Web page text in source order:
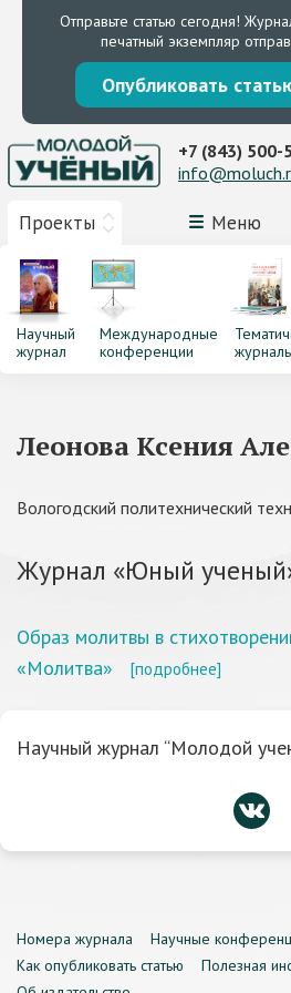
Отправьте статью сегодня!
печатный экземпляр
Опубликовать
Проекты Меню
+7 (843) 500-
Научный
журнал
Международные
конференции
Леонова Ксения
Вологодский политехнический
Журнал «Юный
Образ молитвы в
«Молитва»
[подробнее]
Научный журнал “Молодой
Номера журнала Научные
Как опубликовать статью
Полезная